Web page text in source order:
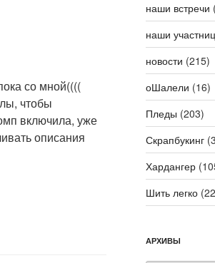
со мной((((
чтобы
включила, уже
описания
наши встречи
наши
новости (215)
оШалели (16)
Пледы (203)
Скрапбукинг
Хардангер
Шить легко
АРХИВЫ